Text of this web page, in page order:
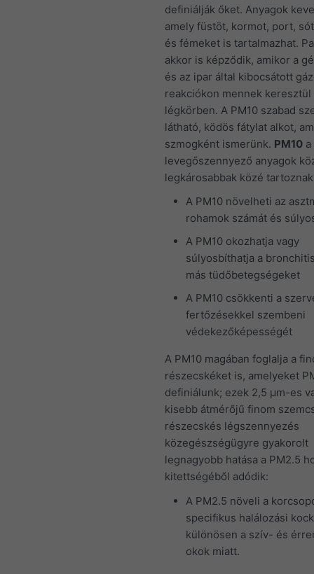
definiálják őket. Anyagok
amely füstöt, kormot, port,
és fémeket is tartalmazhat.
akkor is képződik, amikor a
és az ipar által kibocsátott
reakciókon mennek keresztül
légkörben. A PM10 szabad
látható, ködös fátylat alkot,
szmogként ismerünk. PM10 a
levegőszennyező anyagok
legkárosabbak közé
A PM10 növelheti az
rohamok számát és
A PM10 okozhatja vagy
súlyosbíthatja a
más tüdőbetegségeket
A PM10 csökkenti a
fertőzésekkel szembeni
védekezőképességét
A PM10 magában foglalja a
részecskéket is, amelyeket
definiálunk; ezek 2,5 μm-es
kisebb átmérőjű finom
részecskés légszennyezés
közegészségügyre gyakorolt
legnagyobb hatása a PM2.5
kitettségéből adódik:
A PM2.5 növeli a
specifikus halálozási
különösen a szív- és
okok miatt.